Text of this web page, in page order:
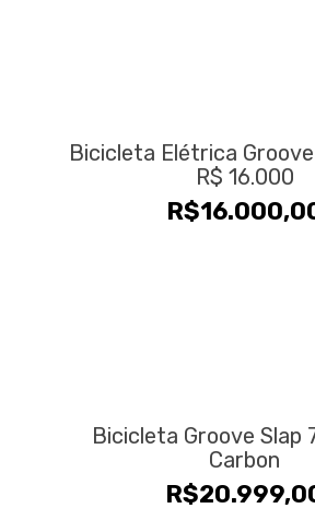
Bicicleta Elétrica Groove
R$ 16.000
R$
Bicicleta Groove Slap
Carbon
R$